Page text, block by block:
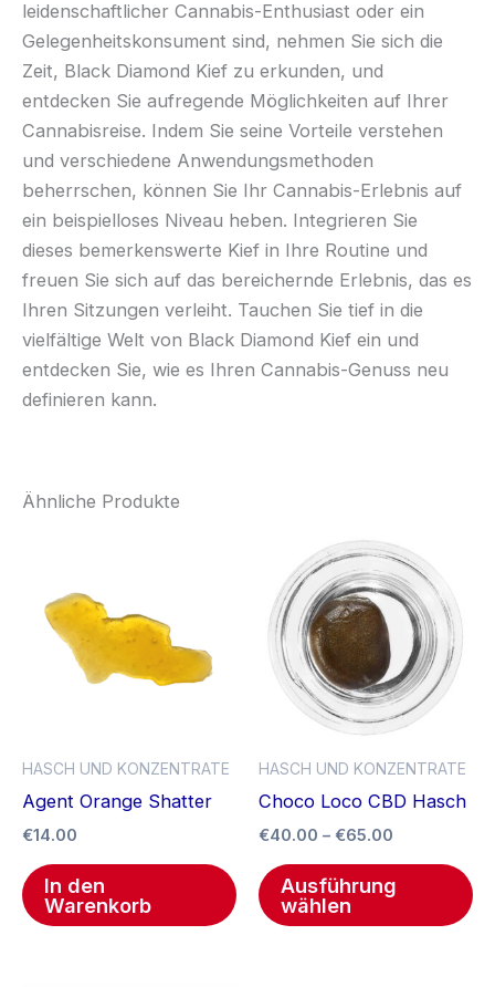
leidenschaftlicher Cannabis-Enthusiast oder ein
Gelegenheitskonsument sind, nehmen Sie sich die
Zeit, Black Diamond Kief zu erkunden, und
entdecken Sie aufregende Möglichkeiten auf Ihrer
Cannabisreise. Indem Sie seine Vorteile verstehen
und verschiedene Anwendungsmethoden
beherrschen, können Sie Ihr Cannabis-Erlebnis auf
ein beispielloses Niveau heben. Integrieren Sie
dieses bemerkenswerte Kief in Ihre Routine und
freuen Sie sich auf das bereichernde Erlebnis, das es
Ihren Sitzungen verleiht. Tauchen Sie tief in die
vielfältige Welt von Black Diamond Kief ein und
entdecken Sie, wie es Ihren Cannabis-Genuss neu
definieren kann.
Ähnliche Produkte
HASCH UND KONZENTRATE
Agent Orange Shatter
€14.00
In den
Warenkorb
HASCH UND KONZENTRATE
Choco Loco CBD Hasch
€40.00 – €65.00
€40.00
bis
€65.00
Ausführung
wählen